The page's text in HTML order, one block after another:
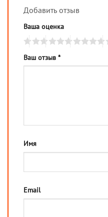
Добавить отзыв
Ваша оценка
Ваш отзыв *
Имя
Email